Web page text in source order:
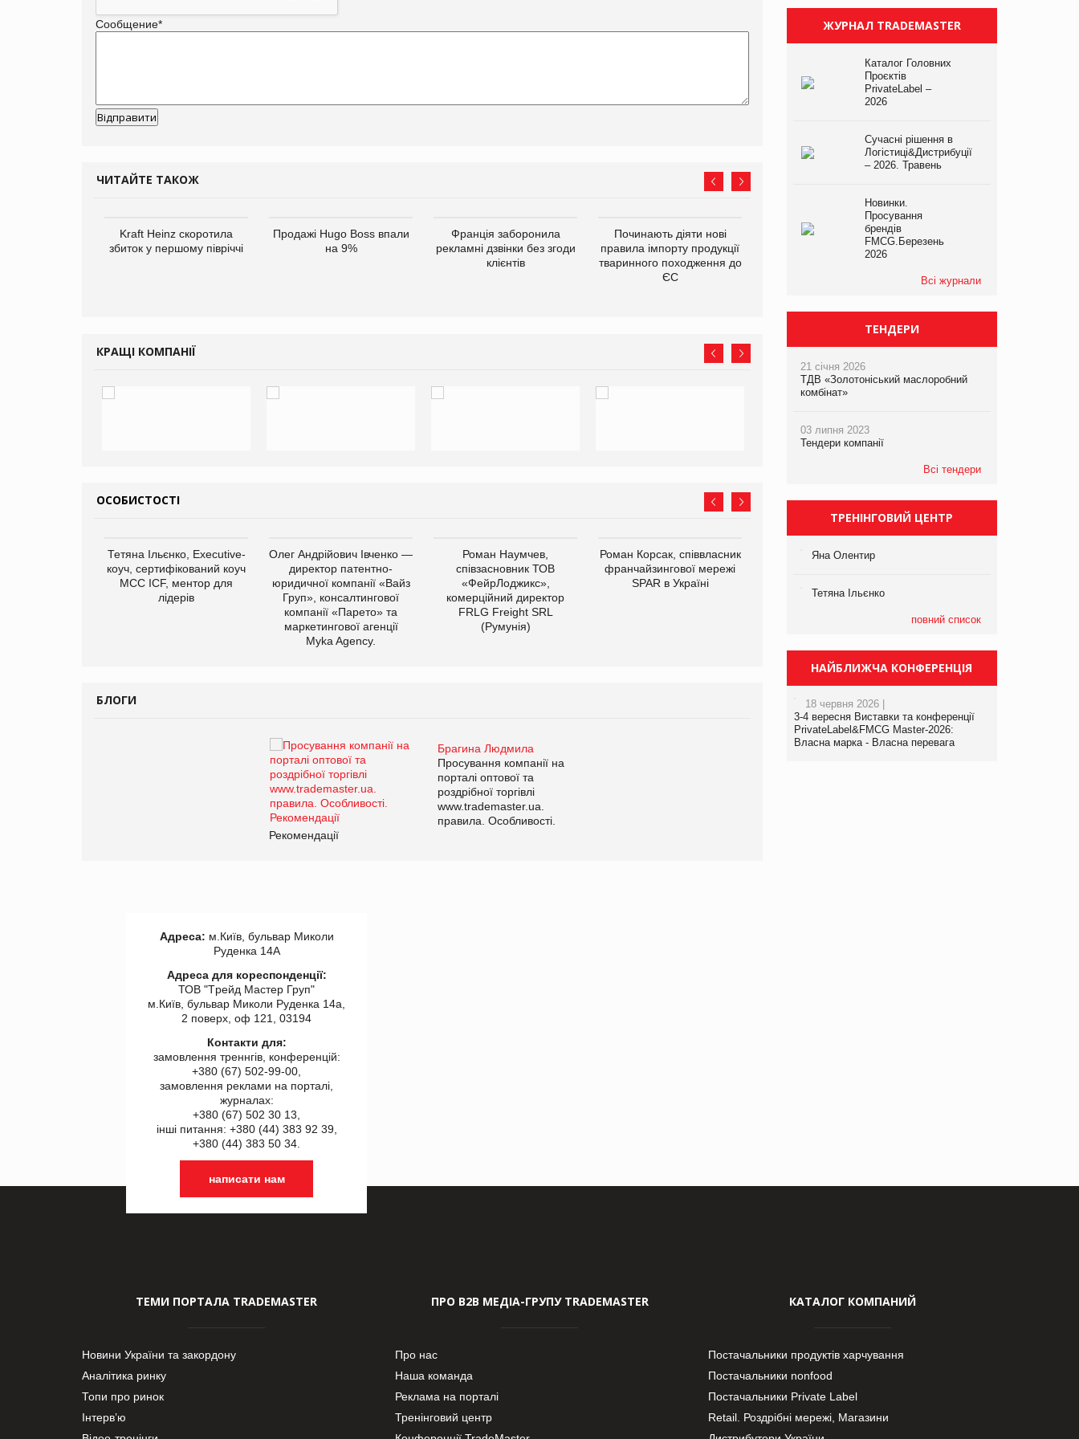
Сообщение*
ЧИТАЙТЕ ТАКОЖ
Kraft Heinz скоротила
збиток у першому півріччі
Продажі Hugo Boss впали
на 9%
Франція заборонила
рекламні дзвінки без згоди
клієнтів
Починають діяти нові
правила імпорту продукції
тваринного походження до
ЄС
Аргентина повертається з
продуктами птахівництва
КРАЩІ КОМПАНІЇ
ОСОБИСТОСТІ
Тетяна Ільєнко, Executive-
коуч, сертифікований коуч
МСС ICF, ментор для
лідерів
Олег Андрійович Івченко —
директор патентно-
юридичної компанії «Вайз
Груп», консалтингової
компанії «Парето» та
маркетингової агенції
Myka Agency.
Роман Наумчев,
співзасновник ТОВ
«ФейрЛоджикс»,
комерційний директор
FRLG Freight SRL
(Румунія)
Роман Корсак, співвласник
франчайзингової мережі
SPAR в Україні
Олексій Логачов-Михайлов
виробництва
БЛОГИ
Брагина Людмила
Просування компанії на
порталі оптової та
роздрібної торгівлі
www.trademaster.ua.
правила. Особливості.
Рекомендації
Брагина Людмила
ЖУРНАЛ TRADEMASTER
Каталог Головних
Проєктів
PrivateLabel –
2026
Сучасні рішення в
Логістиці&Дистрибуції
– 2026. Травень
Новинки.
Просування
брендів
FMCG.Березень
2026
Всі журнали
ТЕНДЕРИ
21 січня 2026
ТДВ «Золотоніський маслоробний
комбінат»
03 липня 2023
Тендери компанії
Всі тендери
ТРЕНІНГОВИЙ ЦЕНТР
Яна Олентир
Тетяна Ільєнко
повний список
НАЙБЛИЖЧА КОНФЕРЕНЦІЯ
18 червня 2026 |
3-4 вересня Виставки та конференції
PrivateLabel&FMCG Master-2026:
Власна марка - Власна перевага
Адреса: м.Київ, бульвар Миколи
Руденка 14А
Адреса для кореспонденції:
ТОВ "Tрейд Мастер Груп"
м.Київ, бульвар Миколи Руденка 14а,
2 поверх, оф 121, 03194
Контакти для:
замовлення треннгів, конференцій:
+380 (67) 502-99-00,
замовлення реклами на порталі,
журналах:
+380 (67) 502 30 13,
інші питання: +380 (44) 383 92 39,
+380 (44) 383 50 34.
написати нам
ТЕМИ ПОРТАЛА TRADEMASTER
Новини України та закордону
Аналітика ринку
Топи про ринок
Інтерв’ю
ПРО В2В МЕДІА-ГРУПУ TRADEMASTER
Про нас
Наша команда
Реклама на порталі
Тренінговий центр
КАТАЛОГ КОМПАНИЙ
Постачальники продуктів харчування
Постачальники nonfood
Постачальники Private Label
Retail. Роздрібні мережі, Магазини